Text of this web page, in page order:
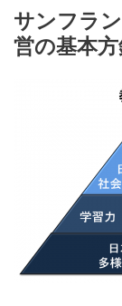
サンフラ
営の基本